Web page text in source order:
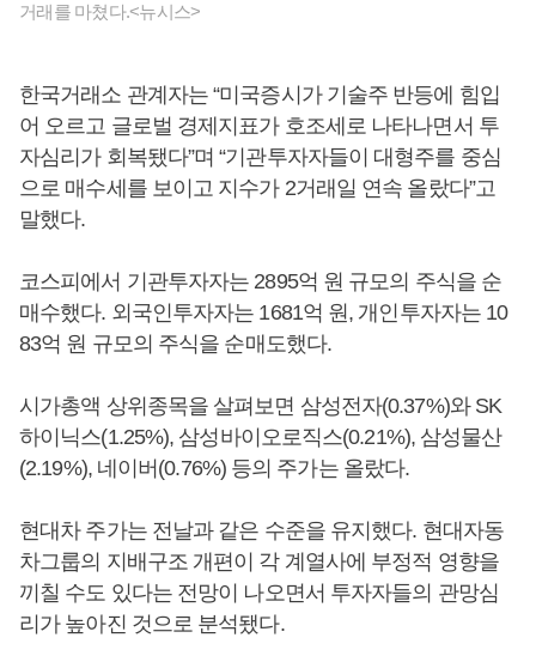
거래를 마쳤다.<뉴시스>
한국거래소 관계자는 “미국증시가 기술주 반등에 힘입
어 오르고 글로벌 경제지표가 호조세로 나타나면서 투
자심리가 회복됐다”며 “기관투자자들이 대형주를 중심
으로 매수세를 보이고 지수가 2거래일 연속 올랐다”고
말했다.
코스피에서 기관투자자는 2895억 원 규모의 주식을 순
매수했다. 외국인투자자는 1681억 원, 개인투자자는 10
83억 원 규모의 주식을 순매도했다.
시가총액 상위종목을 살펴보면 삼성전자(0.37%)와 SK
하이닉스(1.25%), 삼성바이오로직스(0.21%), 삼성물산
(2.19%), 네이버(0.76%) 등의 주가는 올랐다.
현대차 주가는 전날과 같은 수준을 유지했다. 현대자동
차그룹의 지배구조 개편이 각 계열사에 부정적 영향을
끼칠 수도 있다는 전망이 나오면서 투자자들의 관망심
리가 높아진 것으로 분석됐다.